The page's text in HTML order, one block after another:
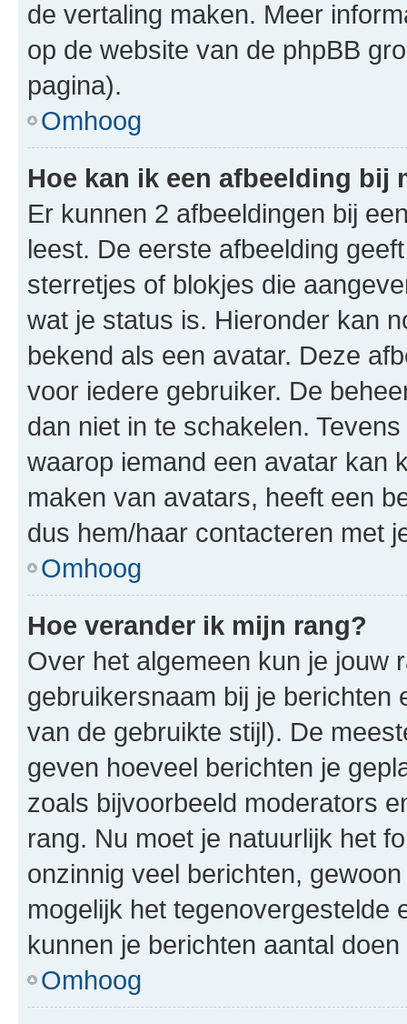
de vertaling maken. Meer
op de website van de phpBB
pagina).
Omhoog
Hoe kan ik een afbeelding bij
Er kunnen 2 afbeeldingen bij
leest. De eerste afbeelding
sterretjes of blokjes die
wat je status is. Hieronder kan
bekend als een avatar. Deze
voor iedere gebruiker. De
dan niet in te schakelen.
waarop iemand een avatar kan
maken van avatars, heeft een
dus hem/haar contacteren met
Omhoog
Hoe verander ik mijn rang?
Over het algemeen kun je jouw
gebruikersnaam bij je berichten
van de gebruikte stijl). De
geven hoeveel berichten je
zoals bijvoorbeeld moderators
rang. Nu moet je natuurlijk het
onzinnig veel berichten,
mogelijk het tegenovergestelde
kunnen je berichten aantal doen
Omhoog